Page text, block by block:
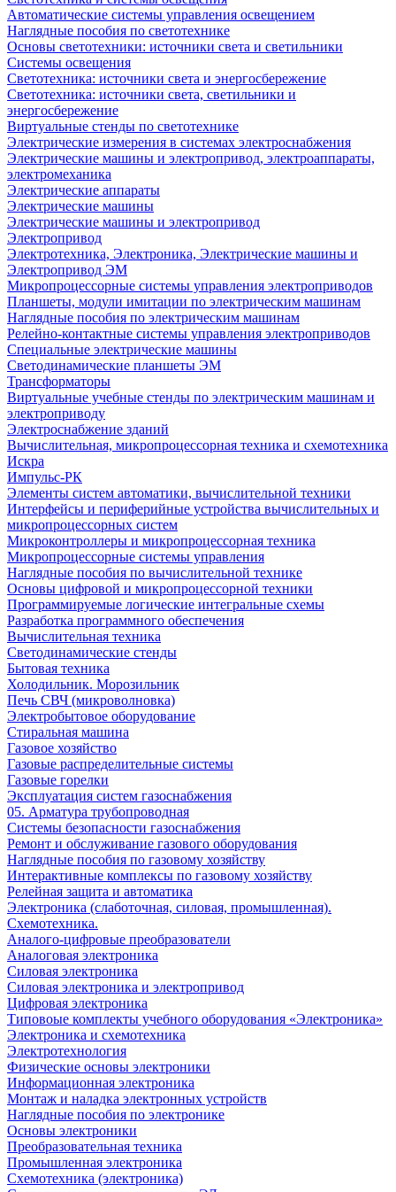
Автоматические системы управления освещением
Наглядные пособия по светотехнике
Основы светотехники: источники света и светильники
Системы освещения
Светотехника: источники света и энергосбережение
Светотехника: источники света, светильники и
энергосбережение
Виртуальные стенды по светотехнике
Электрические измерения в системах электроснабжения
Электрические машины и электропривод, электроаппараты,
электромеханика
Электрические аппараты
Электрические машины
Электрические машины и электропривод
Электропривод
Электротехника, Электроника, Электрические машины и
Электропривод ЭМ
Микропроцессорные системы управления электроприводов
Планшеты, модули имитации по электрическим машинам
Наглядные пособия по электрическим машинам
Релейно-контактные системы управления электроприводов
Специальные электрические машины
Светодинамические планшеты ЭМ
Трансформаторы
Виртуальные учебные стенды по электрическим машинам и
электроприводу
Электроснабжение зданий
Вычислительная, микропроцессорная техника и схемотехника
Искра
Импульс-РК
Элементы систем автоматики, вычислительной техники
Интерфейсы и периферийные устройства вычислительных и
микропроцессорных систем
Микроконтроллеры и микропроцессорная техника
Микропроцессорные системы управления
Наглядные пособия по вычислительной технике
Основы цифровой и микропроцессорной техники
Программируемые логические интегральные схемы
Разработка программного обеспечения
Вычислительная техника
Светодинамические стенды
Бытовая техника
Холодильник. Морозильник
Печь СВЧ (микроволновка)
Электробытовое оборудование
Стиральная машина
Газовое хозяйство
Газовые распределительные системы
Газовые горелки
Эксплуатация систем газоснабжения
05. Арматура трубопроводная
Системы безопасности газоснабжения
Ремонт и обслуживание газового оборудования
Наглядные пособия по газовому хозяйству
Интерактивные комплексы по газовому хозяйству
Релейная защита и автоматика
Электроника (слаботочная, силовая, промышленная).
Схемотехника.
Аналого-цифровые преобразователи
Аналоговая электроника
Cиловая электроника
Cиловая электроника и электропривод
Цифровая электроника
Типовоые комплекты учебного оборудования «Электроника»
Электроника и схемотехника
Электротехнология
Физические основы электроники
Информационная электроника
Монтаж и наладка электронных устройств
Наглядные пособия по электронике
Основы электроники
Преобразовательная техника
Промышленная электроника
Схемотехника (электроника)